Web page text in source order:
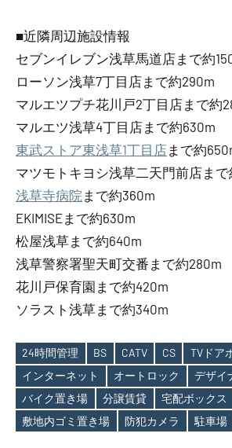
■近隣周辺施設情報
セブンイレブン浅草馬道店まで約
ローソン浅草7丁目店まで約290m
マルエツプチ花川戸2丁目店まで約
マルエツ浅草4丁目店まで約630m
東武ストア東浅草1丁目店まで約
マツモトキヨシ浅草二天門前店まで
浅草寺病院 まで約360m
EKIMISEまで約630m
松屋浅草まで約640m
浅草警察署聖天町交番まで約280m
花川戸保育園まで約420m
ソラスト浅草まで約340m
Tags
24時間管理 BS CATV CS
TVドア
インターネット
オートロック
デザイ
バイク置き場
分譲賃貸
宅配ボックス
敷地内ゴミ置き場
防犯カメラ 駐車場